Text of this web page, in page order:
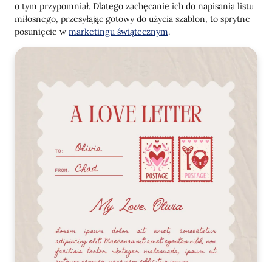
o tym przypomniał. Dlatego zachęcanie ich do napisania listu
miłosnego, przesyłając gotowy do użycia szablon, to sprytne
posunięcie w marketingu świątecznym.